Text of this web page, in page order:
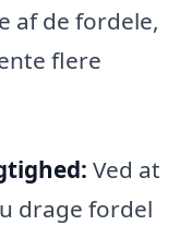
af de fordele,
flere
Ved at
drage fordel